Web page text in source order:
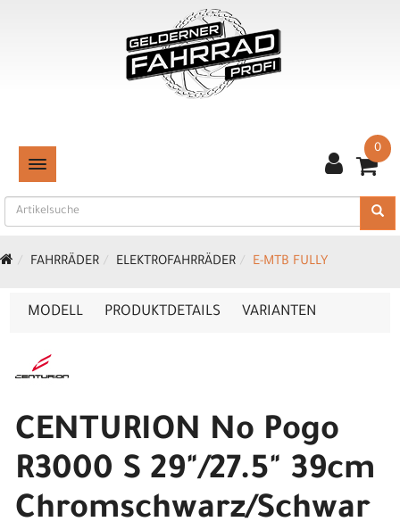
TOGGLE NAVIGATION
0
FAHRRÄDER ELEKTROFAHRRÄDER E-MTB FULLY
MODELL PRODUKTDETAILS VARIANTEN
CENTURION No Pogo
R3000 S 29"/27.5" 39cm
Chromschwarz/Schwar